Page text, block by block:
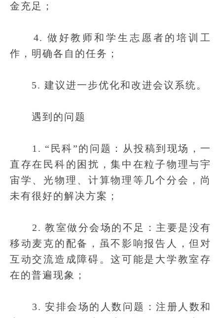
金充足；
4. 做好教师和学生志愿者的培训工
作，明确各自的任务；
5. 建议进一步优化和改进会议系统。
遇到的问题
1. “民科”的问题：从投稿到现场，一
直存在民科的困扰，集中在粒子物理与宇
宙学、光物理、计算物理等几个分会，尚
未有很好的解决方案；
2. 教室做分会场的不足：主要是没有
移动麦克的配备，虽不影响报告人，但对
互动交流造成障碍。这可能是大学教室存
在的普遍现象；
3. 安排会场的人数问题：注册人数和